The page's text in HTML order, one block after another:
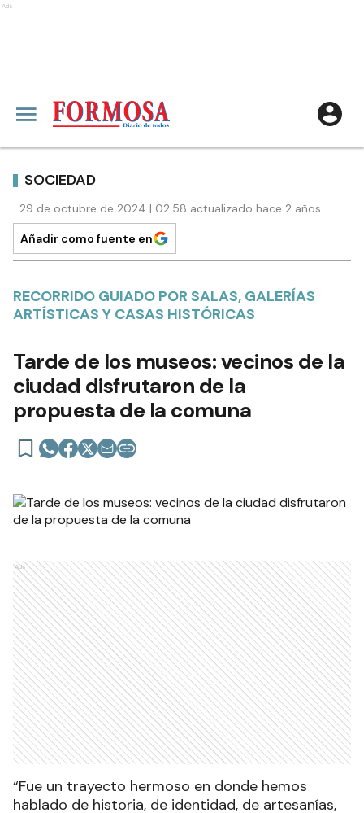
Ads
SOCIEDAD
29 de octubre de 2024 | 02:58 actualizado hace 2 años
Añadir como fuente en
RECORRIDO GUIADO POR SALAS, GALERÍAS
ARTÍSTICAS Y CASAS HISTÓRICAS
Tarde de los museos: vecinos de la
ciudad disfrutaron de la
propuesta de la comuna
Ads
“Fue un trayecto hermoso en donde hemos
hablado de historia, de identidad, de artesanías,